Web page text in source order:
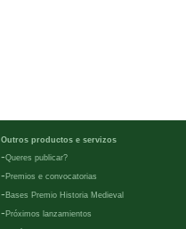
Outros productos e servizos
-Queres publicar?
- Premios e convocatorias
- Bases Premio Historia Medieval
- Próximos lanzamientos